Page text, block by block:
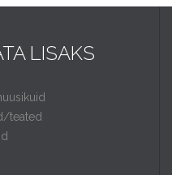
LISAKS
teated